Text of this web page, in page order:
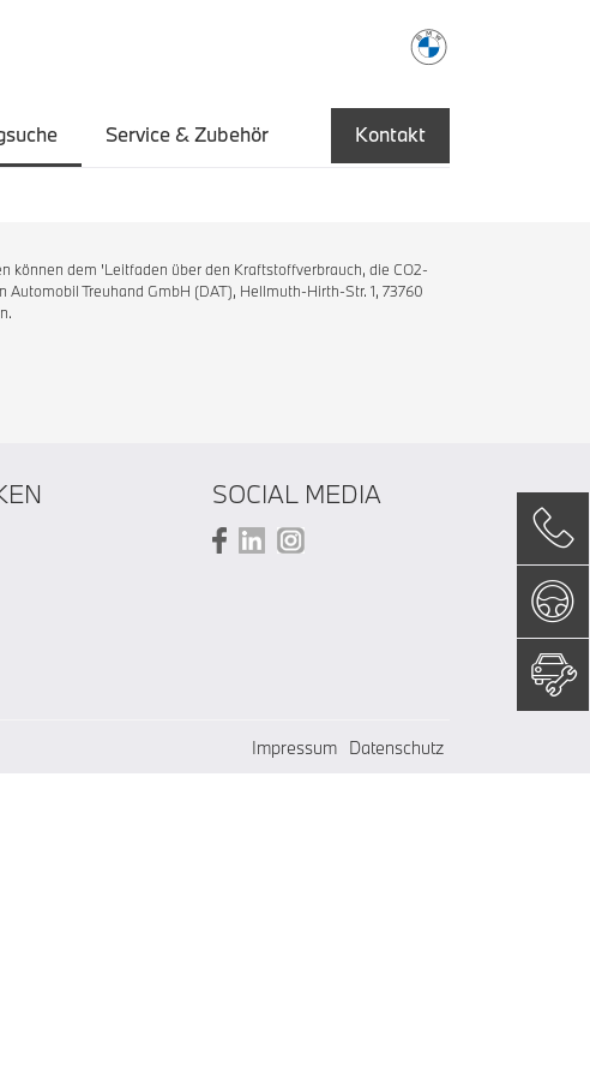
Service & Zubehör Kontakt
können dem 'Leitfaden über den Kraftstoffverbrauch, die CO2-
Treuhand GmbH (DAT), Hellmuth-Hirth-Str. 1, 73760
SOCIAL MEDIA
Impressum Datenschutz